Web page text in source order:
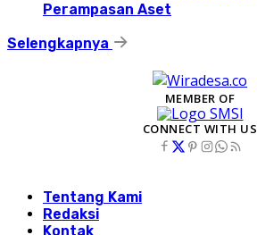
Perampasan Aset
Selengkapnya
MEMBER OF
CONNECT WITH US
Tentang Kami
Redaksi
Kontak